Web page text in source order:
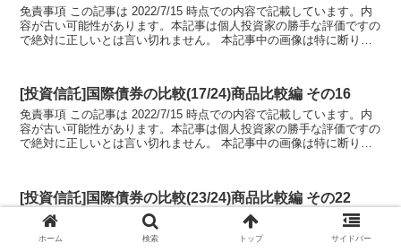
免責事項 この記事は 2022/7/15 時点での内容で記載しています。内
容が古い可能性があります。本記事は個人投資家の勝手な評価ですの
で絶対に正しいとは言い切れません。 本記事中の画像は特に断りが
[投資信託]国際債券の比較(17/24)商品比較編 その16
免責事項 この記事は 2022/7/15 時点での内容で記載しています。内
容が古い可能性があります。本記事は個人投資家の勝手な評価ですの
で絶対に正しいとは言い切れません。 本記事中の画像は特に断りが
[投資信託]国際債券の比較(23/24)商品比較編 その22
免責事項 この記事は 2022/7/15 時点での内容で記載しています。内
容が古い可能性があります。本記事は個人投資家の勝手な評価ですの
で絶対に正しいとは言い切れません。 はじめに 国際債券比較の第2
ホーム 検索 トップ サイドバー